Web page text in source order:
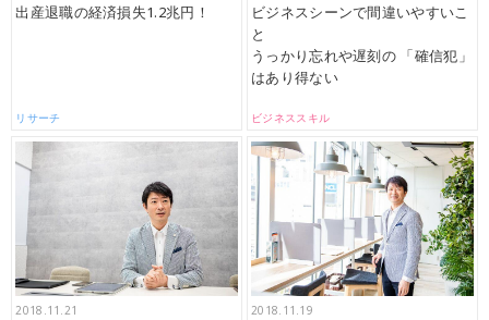
出産退職の経済損失1.2兆円！
リサーチ
ビジネスシーンで間違いやすいこ
と
うっかり忘れや遅刻の 「確信犯」
はあり得ない
ビジネススキル
2018.11.21 2018.11.19